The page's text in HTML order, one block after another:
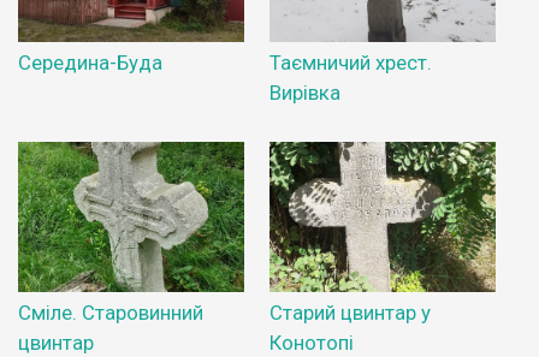
Середина-Буда
Таємничий хрест.
Вирівка
Сміле. Старовинний
цвинтар
Старий цвинтар у
Конотопі